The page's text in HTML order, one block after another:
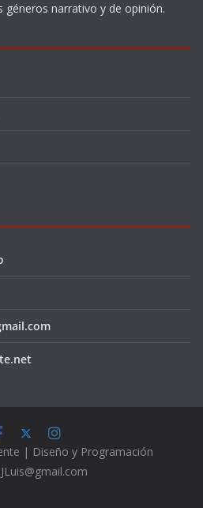
géneros narrativo y de opinión.
| Diseño y Programación